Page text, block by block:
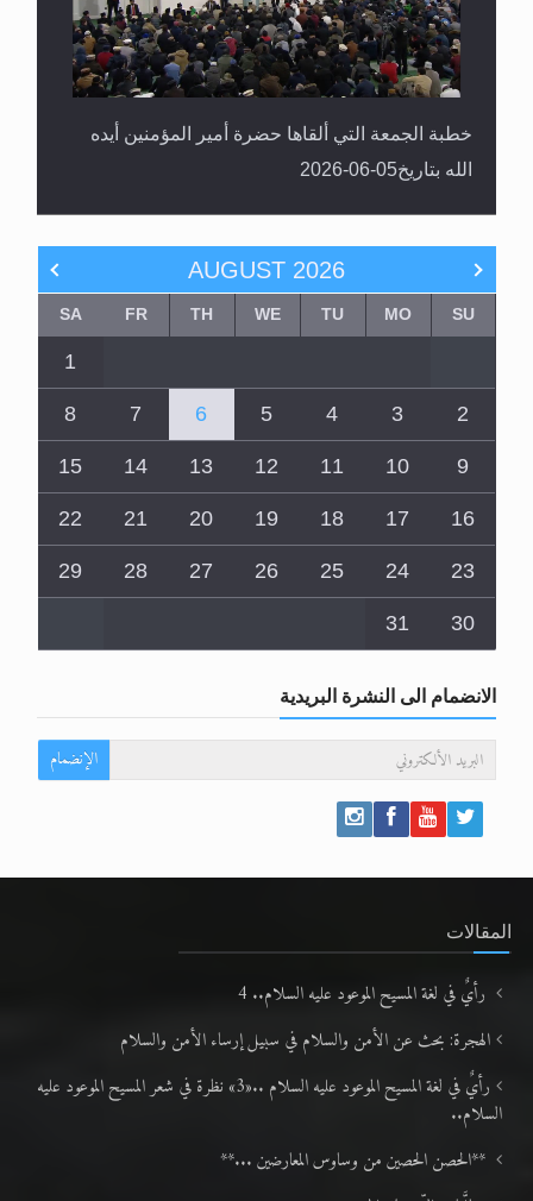
خطبة الجمعة التي ألقاها حضرة أمير المؤمنين أيده
AUGUST 2026
SU
TU
WE
TH
SA
1
8
9
10
11
12
13
14
15
16
17
18
19
20
21
22
23
24
25
26
27
28
29
30
31
الانضمام الى النشرة البريدية
المقالات
رأيٌ في لغة المسيح الموعود عليه السلام.. 4
الهجرة: بحث عن الأمن والسلام في سبيل إرساء الأمن والسلام
رأيٌ في لغة المسيح الموعود عليه السلام ..«3» نظرة في شعر المسيح الموعود عليه
السلام..
**الحصن الحصين من وساوس المعارضين ...**
متطلَّبات التّحريك الجديد